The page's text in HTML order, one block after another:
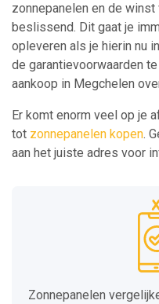
zonnepanelen en de
beslissend. Dit gaat je
opleveren als je hierin nu
de garantievoorwaarden
aankoop in Megchelen
Er komt enorm veel op je
tot zonnepanelen kopen.
aan het juiste adres voor
Zonnepanelen